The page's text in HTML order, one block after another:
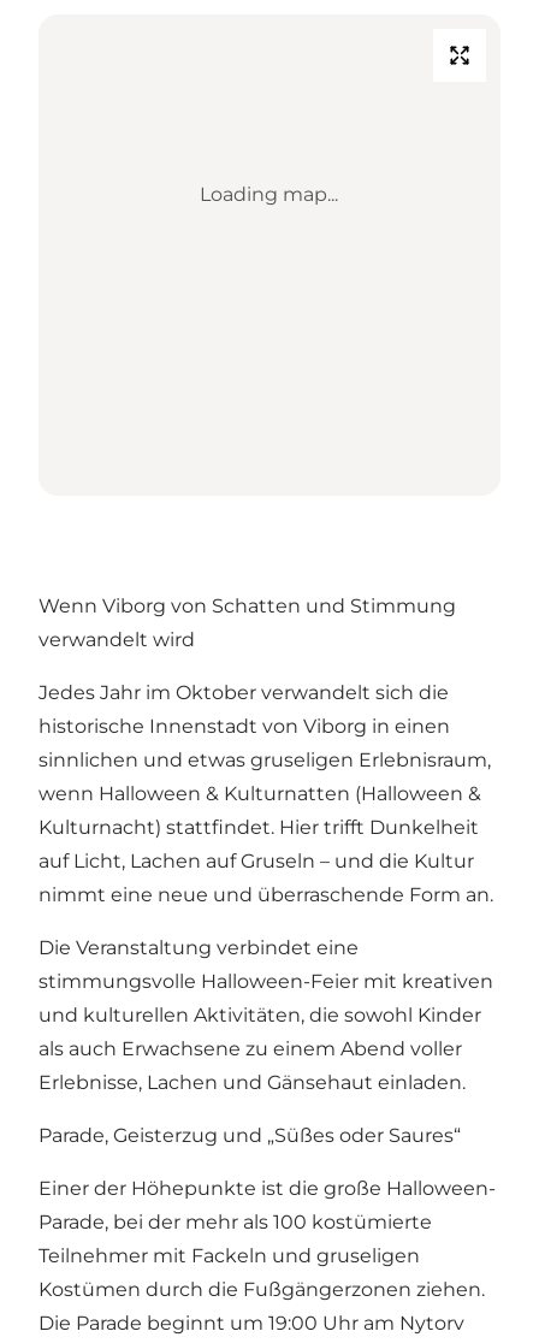
Loading map...
Wenn Viborg von Schatten und Stimmung
verwandelt wird
Jedes Jahr im Oktober verwandelt sich die
historische Innenstadt von Viborg in einen
sinnlichen und etwas gruseligen Erlebnisraum,
wenn Halloween & Kulturnatten (Halloween &
Kulturnacht) stattfindet. Hier trifft Dunkelheit
auf Licht, Lachen auf Gruseln – und die Kultur
nimmt eine neue und überraschende Form an.
Die Veranstaltung verbindet eine
stimmungsvolle Halloween-Feier mit kreativen
und kulturellen Aktivitäten, die sowohl Kinder
als auch Erwachsene zu einem Abend voller
Erlebnisse, Lachen und Gänsehaut einladen.
Parade, Geisterzug und „Süßes oder Saures“
Einer der Höhepunkte ist die große Halloween-
Parade, bei der mehr als 100 kostümierte
Teilnehmer mit Fackeln und gruseligen
Kostümen durch die Fußgängerzonen ziehen.
Die Parade beginnt um 19:00 Uhr am Nytorv